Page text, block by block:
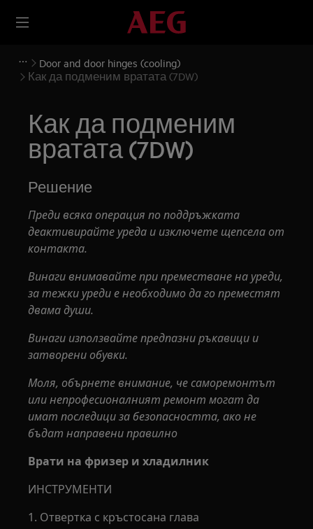
Door and door hinges (cooling)
Как да подменим вратата (7DW)
Как да подменим
вратата (7DW)
Решение
Преди всяка операция по поддръжката
деактивирайте уреда и изключете щепсела от
контакта.
Винаги внимавайте при преместване на уреди,
за тежки уреди е необходимо да го преместят
двама души.
Винаги използвайте предпазни ръкавици и
затворени обувки.
Моля, обърнете внимание, че саморемонтът
или непрофесионалният ремонт могат да
имат последици за безопасността, ако не
бъдат направени правилно
Врати на фризер и хладилник
ИНСТРУМЕНТИ
1. Отвертка с кръстосана глава